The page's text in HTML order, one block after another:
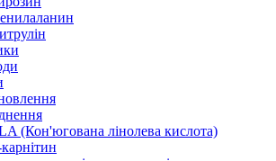
(Кон'югована лінолева кислота)